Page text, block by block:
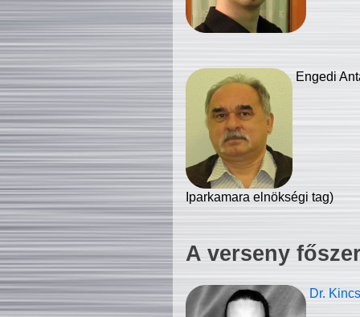
Engedi
Iparkamara elnökségi tag)
A verseny
Dr.